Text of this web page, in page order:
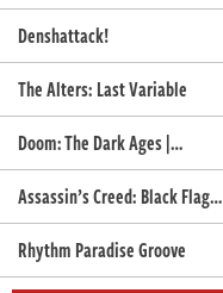
Denshattack!
The Alters: Last Variable
Doom: The Dark Ages |…
Assassin’s Creed: Black Flag…
Rhythm Paradise Groove